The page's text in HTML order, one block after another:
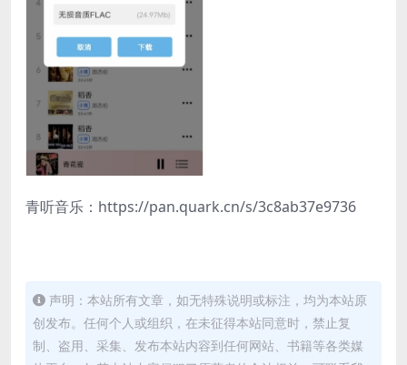
青听音乐：https://pan.quark.cn/s/3c8ab37e9736
声明：本站所有文章，如无特殊说明或标注，均为本站原
创发布。任何个人或组织，在未征得本站同意时，禁止复
制、盗用、采集、发布本站内容到任何网站、书籍等各类媒